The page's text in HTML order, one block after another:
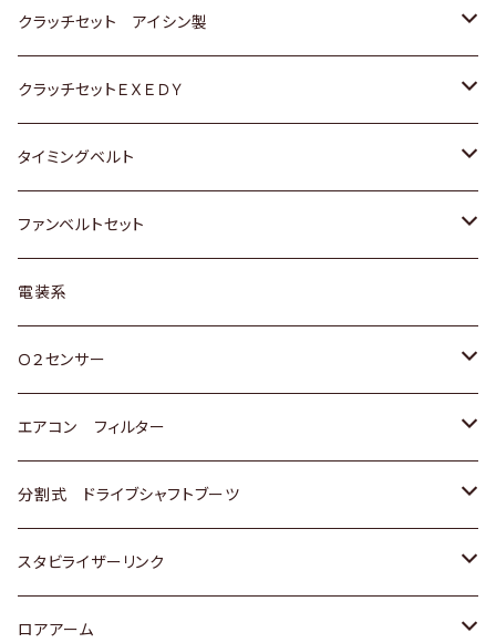
スバル
スバル
ダイハツ
マツダ
三菱
スバル
日野
ＷＡＧＥＮ
アストロ（シボレー）
クライスラー
ＶＯＬＶＯ
スズキ
日産
ダイハツ
マツダ
三菱
スバル
ダイハツ
日産
ホンダ
マツダ
トヨタ
クラッチセット アイシン製
ホンダ
スズキ
ダイハツ
マツダ
三菱
スバル
クラッチセットＥＸＥＤＹ
ホンダ
スズキ
日産
ダイハツ
マツダ
三菱
スバル
タイミングベルト
トヨタ
スズキ
ダイハツ
三菱
スバル
ファンベルトセット
トヨタ
ホンダ
スズキ
日産
いすゞ
ダイハツ
電装系
Ｏ２センサー
トヨタ
ホンダ
スズキ
日産
エアコン フィルター
トヨタ
ホンダ
スズキ
分割式 ドライブシャフトブーツ
トヨタ
ホンダ
スタビライザーリンク
トヨタ
ロアアーム